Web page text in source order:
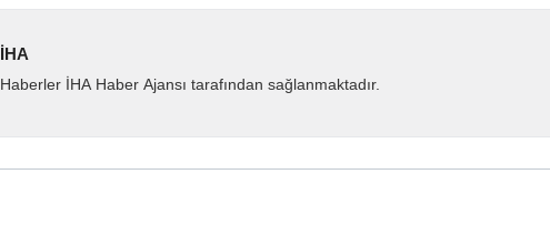
İHA
Haberler İHA Haber Ajansı tarafından sağlanmaktadır.